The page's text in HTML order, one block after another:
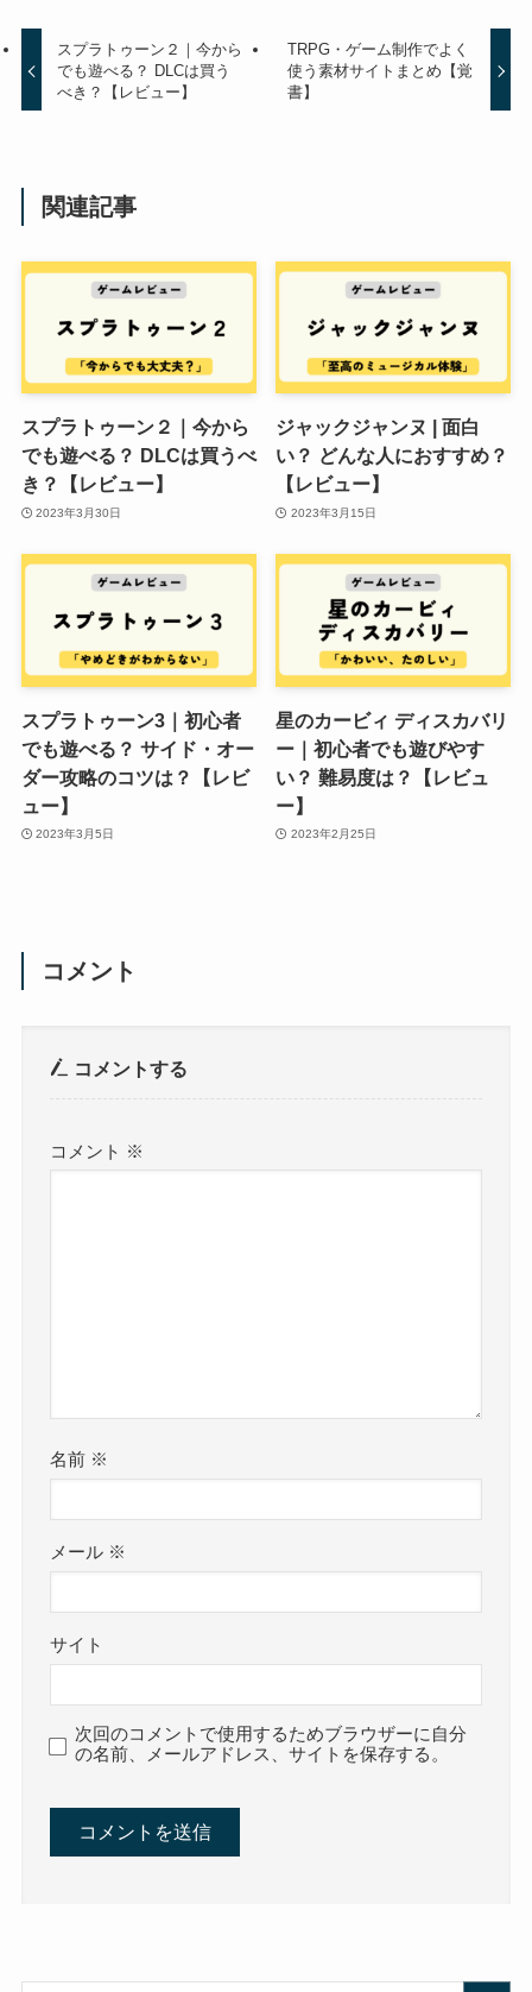
スプラトゥーン２｜今から
でも遊べる？ DLCは買う
べき？【レビュー】
TRPG・ゲーム制作でよく
使う素材サイトまとめ【覚
書】
関連記事
スプラトゥーン２｜今から
でも遊べる？ DLCは買うべ
き？【レビュー】
2023年3月30日
ジャックジャンヌ | 面白
い？ どんな人におすすめ？
【レビュー】
2023年3月15日
スプラトゥーン3｜初心者
でも遊べる？ サイド・オー
ダー攻略のコツは？【レビ
ュー】
2023年3月5日
星のカービィ ディスカバリ
ー｜初心者でも遊びやす
い？ 難易度は？【レビュ
ー】
2023年2月25日
コメント
コメントする
コメント ※
名前 ※
メール ※
サイト
次回のコメントで使用するためブラウザーに自分
の名前、メールアドレス、サイトを保存する。